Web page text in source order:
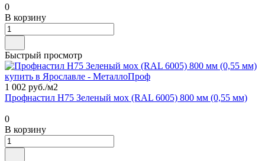
0
В корзину
Быстрый просмотр
1 002 руб./м2
Профнастил Н75 Зеленый мох (RAL 6005) 800 мм (0,55 мм)
0
В корзину